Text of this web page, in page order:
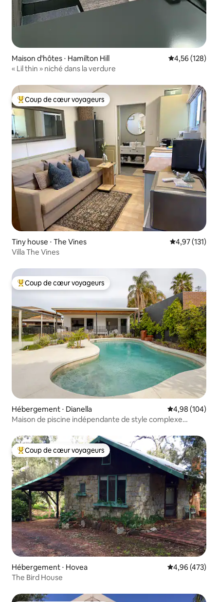
Maison d'hôtes ⋅ Hamilton Hill Évaluation
4,56 (128)
« Lil thin » niché dans la verdure
Coups de cœur voyageurs les plus appréciés
Coup de cœur voyageurs
Tiny house ⋅ The Vines Évaluation
4,97 (131)
Villa The Vines
Coups de cœur voyageurs les plus appréciés
Coup de cœur voyageurs
Hébergement ⋅ Dianella Évaluation
4,98 (104)
Maison de piscine indépendante de style complexe
Coups de cœur voyageurs les plus appréciés
Coup de cœur voyageurs
Hébergement ⋅ Hovea Évaluation
4,96 (473)
The Bird House